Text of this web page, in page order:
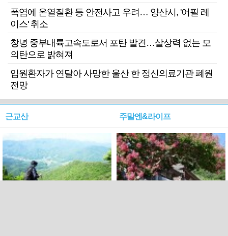
폭염에 온열질환 등 안전사고 우려… 양산시, '어필 레
이스' 취소
창녕 중부내륙고속도로서 포탄 발견…살상력 없는 모
의탄으로 밝혀져
입원환자가 연달아 사망한 울산 한 정신의료기관 폐원
전망
근교산 주말엔&라이프